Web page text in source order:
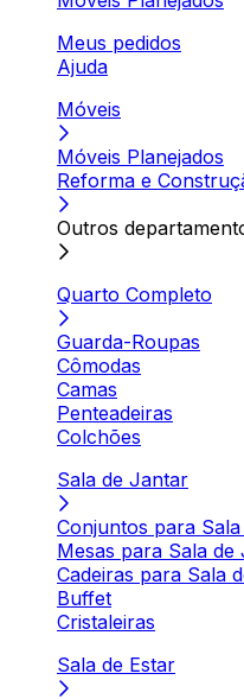
Meus pedidos
Ajuda
Móveis
Móveis Planejados
Reforma e
Outros
Quarto Completo
Guarda-Roupas
Cômodas
Camas
Penteadeiras
Colchões
Sala de Jantar
Conjuntos para
Mesas para Sala de
Cadeiras para Sala
Buffet
Cristaleiras
Sala de Estar